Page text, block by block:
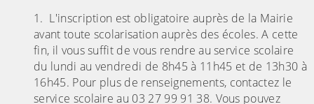
L'inscription est obligatoire auprès de la Mairie
avant toute scolarisation auprès des écoles. A cette
fin, il vous suffit de vous rendre au service scolaire
du lundi au vendredi de 8h45 à 11h45 et de 13h30 à
16h45. Pour plus de renseignements, contactez le
service scolaire au 03 27 99 91 38. Vous pouvez